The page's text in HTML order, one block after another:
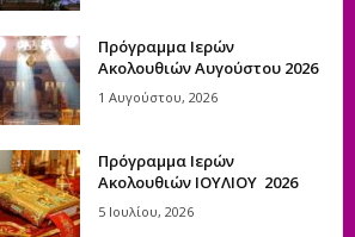
Πρόγραμμα Ιερών
Ακολουθιών Αυγούστου 2026
1 Αυγούστου, 2026
Πρόγραμμα Ιερών
Ακολουθιών ΙΟΥΛΙΟΥ 2026
5 Ιουλίου, 2026